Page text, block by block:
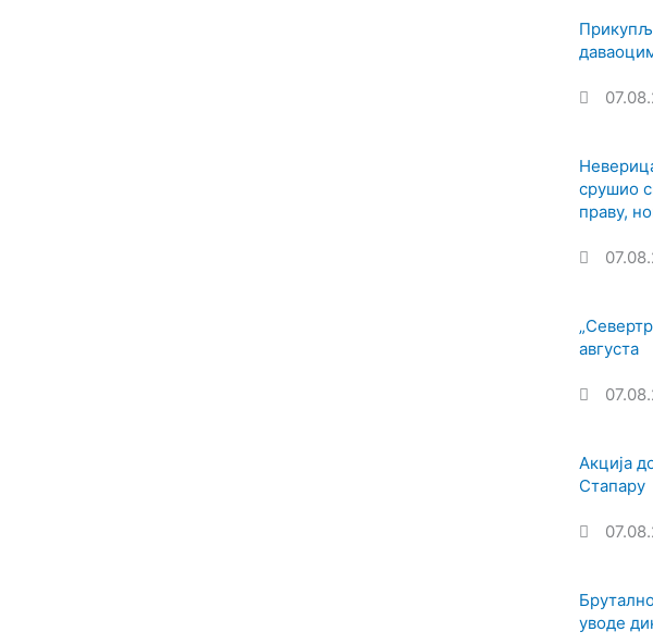
срушио
праву,
августа
Акција
Стапару
уводе